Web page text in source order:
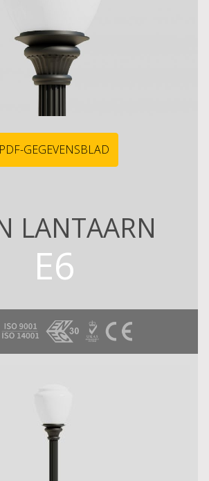
PDF-GEGEVENSBLAD
LANTAARN
E6